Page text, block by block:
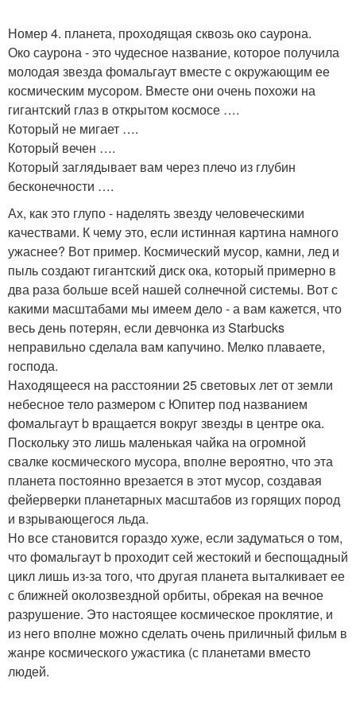
Номер 4. планета, проходящая сквозь око саурона.
Око саурона - это чудесное название, которое получила
молодая звезда фомальгаут вместе с окружающим ее
космическим мусором. Вместе они очень похожи на
гигантский глаз в открытом космосе ….
Который не мигает ….
Который вечен ….
Который заглядывает вам через плечо из глубин
бесконечности ….
Ах, как это глупо - наделять звезду человеческими
качествами. К чему это, если истинная картина намного
ужаснее? Вот пример. Космический мусор, камни, лед и
пыль создают гигантский диск ока, который примерно в
два раза больше всей нашей солнечной системы. Вот с
какими масштабами мы имеем дело - а вам кажется, что
весь день потерян, если девчонка из Starbucks
неправильно сделала вам капучино. Мелко плаваете,
господа.
Находящееся на расстоянии 25 световых лет от земли
небесное тело размером с Юпитер под названием
фомальгаут b вращается вокруг звезды в центре ока.
Поскольку это лишь маленькая чайка на огромной
свалке космического мусора, вполне вероятно, что эта
планета постоянно врезается в этот мусор, создавая
фейерверки планетарных масштабов из горящих пород
и взрывающегося льда.
Но все становится гораздо хуже, если задуматься о том,
что фомальгаут b проходит сей жестокий и беспощадный
цикл лишь из-за того, что другая планета выталкивает ее
с ближней околозвездной орбиты, обрекая на вечное
разрушение. Это настоящее космическое проклятие, и
из него вполне можно сделать очень приличный фильм в
жанре космического ужастика (с планетами вместо
людей.